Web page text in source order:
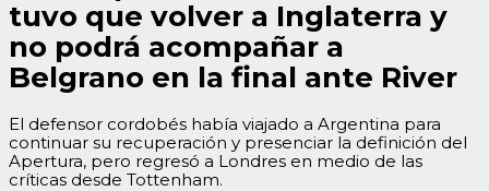
tuvo que volver a Inglaterra y
no podrá acompañar a
Belgrano en la final ante River
El defensor cordobés había viajado a Argentina para
continuar su recuperación y presenciar la definición del
Apertura, pero regresó a Londres en medio de las
críticas desde Tottenham.